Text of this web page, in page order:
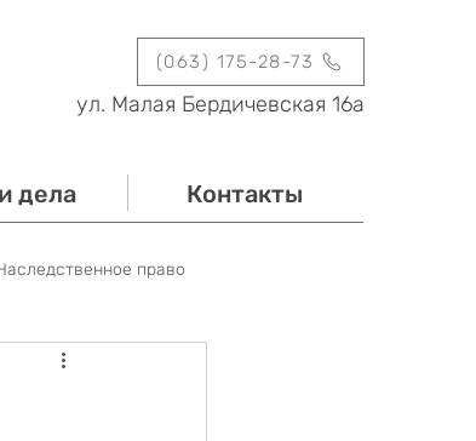
(063) 175-28-73
ул. Малая Бердичевская 16а
дела Контакты
право